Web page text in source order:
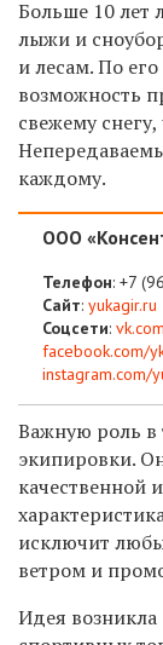
Больше 10 лет
лыжи и
и лесам. По
возможность
свежему
каждому.
ООО
Телефон: +7
Сайт: yukagir.ru
Соцсети:
facebook.com/
instagram.com/
Важную роль в
экипировки.
качественной
исключит
ветром и
Идея возникла